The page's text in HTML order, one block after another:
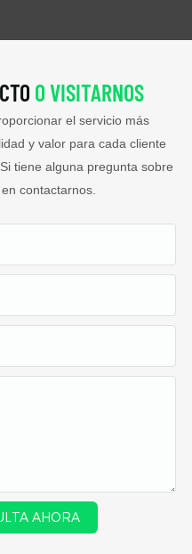
O VISITARNOS
el servicio más
y valor para cada cliente
tiene alguna pregunta sobre
contactarnos.
AHORA